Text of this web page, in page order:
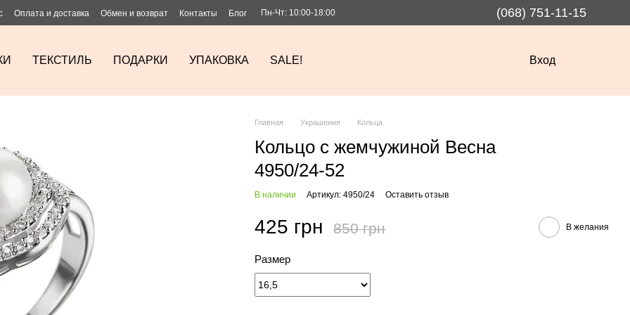
Оплата и доставка Обмен и возврат Контакты Блог Пн-Чт: 10:00-18:00 (068) 751-11-15
ТЕКСТИЛЬ ПОДАРКИ УПАКОВКА SALE! Вход
Главная Украшения Кольца
Кольцо с жемчужиной Весна
4950/24-52
В наличии Артикул: 4950/24 Оставить отзыв
425 грн 850 грн В желания
Размер